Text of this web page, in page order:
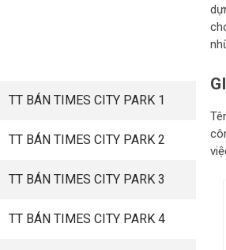
TT BÁN TIMES CITY PARK 1
TT BÁN TIMES CITY PARK 2
TT BÁN TIMES CITY PARK 3
TT BÁN TIMES CITY PARK 4